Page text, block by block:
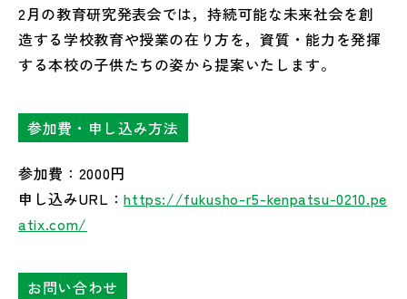
2月の教育研究発表会では，持続可能な未来社会を創
造する学校教育や授業の在り方を，資質・能力を発揮
する本校の子供たちの姿から提案いたします。
参加費・申し込み方法
参加費：2000円
申し込みURL：https://fukusho-r5-kenpatsu-0210.pe
atix.com/
お問い合わせ